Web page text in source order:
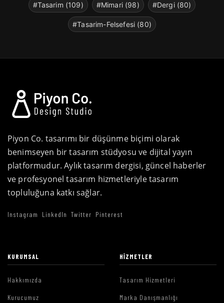
#Tasarim (109) #Mimari (98) #Dergi (80)
#Tasarim-Felsefesi (80)
Piyon Co. tasarımı bir düşünme biçimi olarak
benimseyen bir tasarım stüdyosu ve dijital yayın
platformudur. Aylık tasarım dergisi, güncel haberler
ve profesyonel tasarım hizmetleriyle tasarım
topluluğuna katkı sağlar.
Instagram LinkedIn Twitter Pinterest
KURUMSAL
Hakkımızda
Kurucumuz
HIZMETLER
Tasarım Hizmetleri
Marka Danışmanlığı